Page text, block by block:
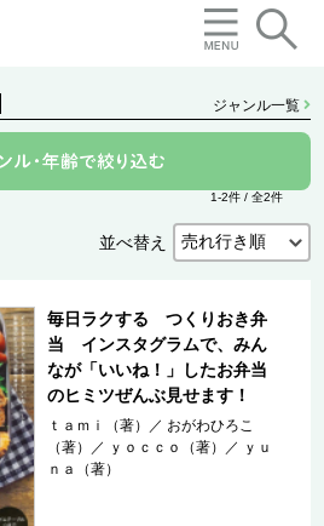
ジャンル一覧
1-2件 / 全2件
並べ替え
毎日ラクする つくりおき弁
当 インスタグラムで、みん
なが「いいね！」したお弁当
のヒミツぜんぶ見せます！
ｔａｍｉ（著） ／ おがわひろこ
（著）
／ ｙｏｃｃｏ（著） ／ ｙｕ
ｎａ（著）